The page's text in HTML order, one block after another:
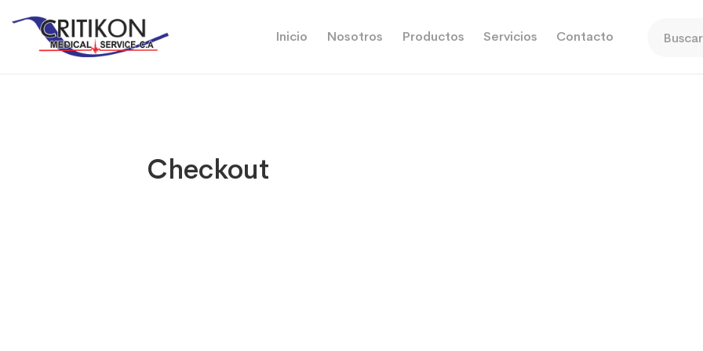
Inicio Nosotros Productos Servicios Contacto
Checkout